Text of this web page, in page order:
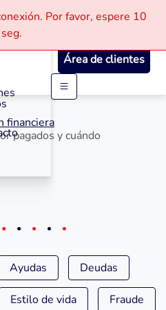
Por favor, espere 10
seg.
Área de clientes
financiera
pagados y cuándo
Ayudas Deudas
Estilo de vida Fraude